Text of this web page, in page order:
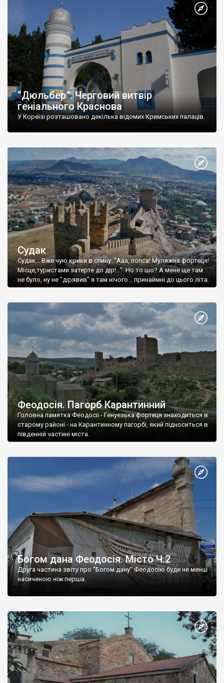
“Дюльбер”. Черговий витвір
геніального Краснова
У Кореїзі розташовано декілька відомих Кримських палаців.
Судак
Судак... Вже чую крики в спину: "Ааа, попса! Муляжна фортеця!
Місце,туристами затерте до дір!..." Но то шо? А мене ще там
не було, ну не "дірявив" я там нічого... принаймні до цього літа.
Феодосія. Пагорб Карантинний
Головна памятка Феодосії - Генуезька фортеця знаходиться в
старому районі - на Карантинному пагорбі, який підноситься в
південній частині міста.
Богом дана Феодосія. Місто Ч.2
Друга частина звіту про "Богом дану" Феодосію буде не менш
насиченою ніж перша.